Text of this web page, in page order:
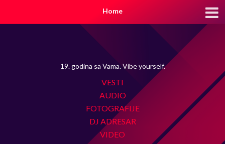
Home
19. godina sa Vama. Vibe yourself.
VESTI
AUDIO
FOTOGRAFIJE
DJ ADRESAR
VIDEO